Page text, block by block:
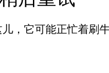
，它可能正忙着刷